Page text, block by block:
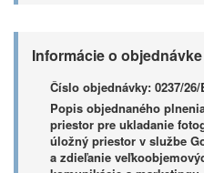
Informácie o objednávke
Číslo objednávky: 0237/26/
Popis objednaného
priestor pre ukladanie
úložný priestor v službe
a zdieľanie